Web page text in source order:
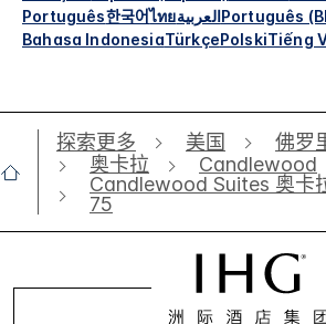
Português한국어ไทยالعربية Português
Bahasa IndonesiaTürkçePolskiTiếng
探索更多 美国
佛罗
奥卡拉
Candlewood
Candlewood Suites 奥卡
75